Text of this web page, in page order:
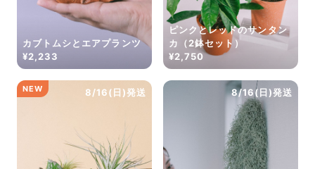
カブトムシとエアプランツ
¥2,233
ピンクとレッドのサンタン
カ（2鉢セット）
¥2,750
8/16(日)発送
NEW 8/16(日)発送